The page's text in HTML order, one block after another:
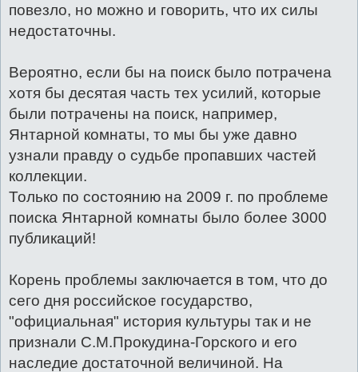
повезло, но можно и говорить, что их силы
недостаточны.
Вероятно, если бы на поиск было потрачена
хотя бы десятая часть тех усилий, которые
были потрачены на поиск, например,
Янтарной комнаты, то мы бы уже давно
узнали правду о судьбе пропавших частей
коллекции.
Только по состоянию на 2009 г. по проблеме
поиска Янтарной комнаты было более 3000
публикаций!
Корень проблемы заключается в том, что до
сего дня российское государство,
"официальная" история культуры так и не
признали С.М.Прокудина-Горского и его
наследие достаточной величиной. На